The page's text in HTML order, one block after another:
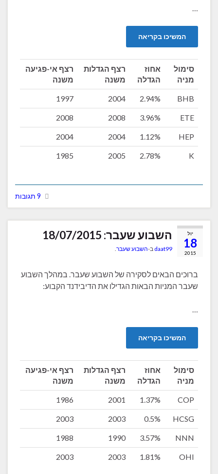
…
המשיכו בקריאה
סימול
מניה
אחוז
הגדלה
רצף הגדלות
משנה
רצף אי-פגיעה
משנה
BHB
2.94%
2004
1997
ETE
3.96%
2008
2008
HEP
1.12%
2004
2004
K
2.78%
2005
1985
9 תגובות
יול
18
2015
השבוע שעבר: 18/07/2015
daat99 ב-השבוע שעבר
ברוכים הבאים לסקירה של השבוע שעבר. במהלך השבוע
שעבר המניות הבאות הגדילו את הדיבידנד הקבוע:
…
המשיכו בקריאה
סימול
מניה
אחוז
הגדלה
רצף הגדלות
משנה
רצף אי-פגיעה
משנה
COP
1.37%
2001
1986
HCSG
0.5%
2003
2003
NNN
3.57%
1990
1988
OHI
1.81%
2003
2003